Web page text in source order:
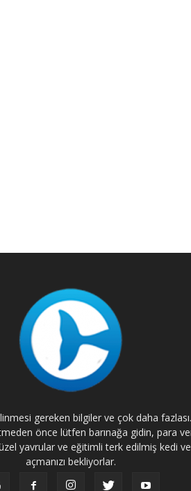
gereken bilgiler ve çok daha
önce lütfen barınağa gidin, para
yavrular ve eğitimli terk edilmiş kedi
açmanızı bekliyorlar.